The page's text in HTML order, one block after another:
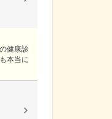
健康診
本当に